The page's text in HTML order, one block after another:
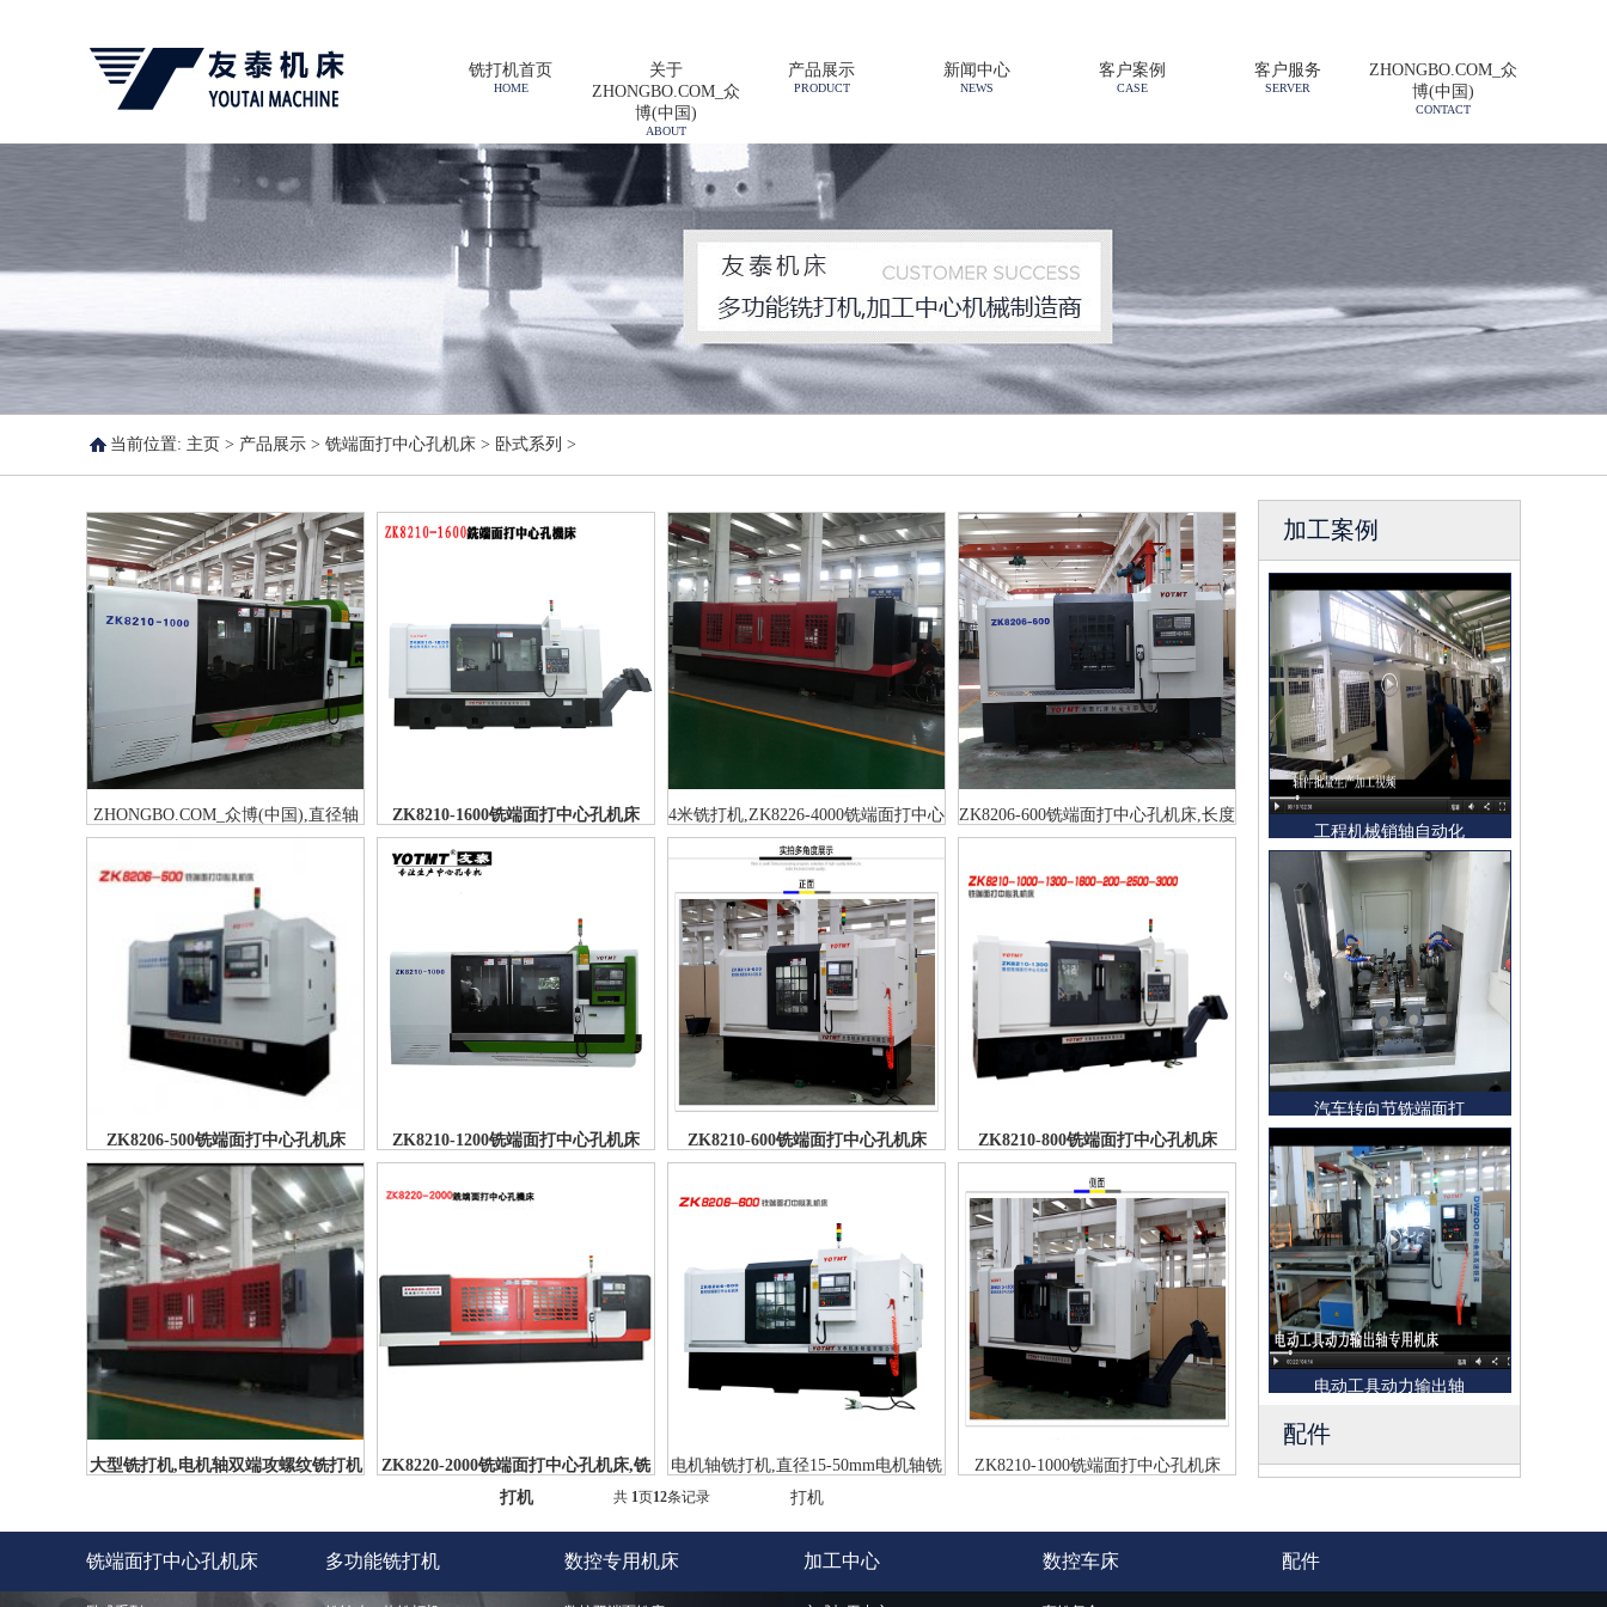
铣打机首页
HOME
关于
ZHONGBO.COM_众
博(中国)
ABOUT
产品展示
PRODUCT
新闻中心
NEWS
客户案例
CASE
客户服务
SERVER
ZHONGBO.COM_众
博(中国)
CONTACT
当前位置: 主页 > 产品展示 > 铣端面打中心孔机床 > 卧式系列 >
加工案例
工程机械销轴自动化
汽车转向节铣端面打
电动工具动力输出轴
配件
ZHONGBO.COM_众博(中国),直径轴 ZK8210-1600铣端面打中心孔机床 4米铣打机,ZK8226-4000铣端面打中心
孔机床
ZK8206-600铣端面打中心孔机床,长度
ZK8206-500铣端面打中心孔机床 ZK8210-1200铣端面打中心孔机床 ZK8210-600铣端面打中心孔机床 ZK8210-800铣端面打中心孔机床
大型铣打机,电机轴双端攻螺纹铣打机 ZK8220-2000铣端面打中心孔机床,铣
打机
电机轴铣打机,直径15-50mm电机轴铣
打机
ZK8210-1000铣端面打中心孔机床
共 1页12条记录
铣端面打中心孔机床 多功能铣打机 数控专用机床 加工中心 数控车床 配件